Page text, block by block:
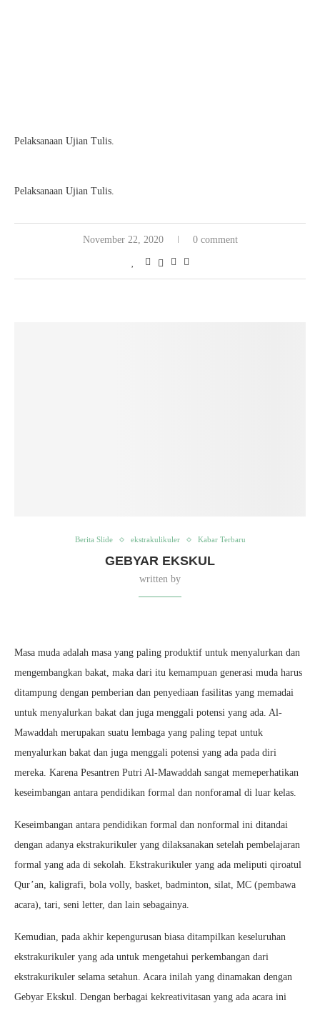
Pelaksanaan Ujian Tulis.
Pelaksanaan Ujian Tulis.
November 22, 2020 0 comment
Berita Slide ekstrakulikuler Kabar Terbaru
GEBYAR EKSKUL
written by
Masa muda adalah masa yang paling produktif untuk menyalurkan dan
mengembangkan bakat, maka dari itu kemampuan generasi muda harus
ditampung dengan pemberian dan penyediaan fasilitas yang memadai
untuk menyalurkan bakat dan juga menggali potensi yang ada. Al-
Mawaddah merupakan suatu lembaga yang paling tepat untuk
menyalurkan bakat dan juga menggali potensi yang ada pada diri
mereka. Karena Pesantren Putri Al-Mawaddah sangat memeperhatikan
keseimbangan antara pendidikan formal dan nonforamal di luar kelas.
Keseimbangan antara pendidikan formal dan nonformal ini ditandai
dengan adanya ekstrakurikuler yang dilaksanakan setelah pembelajaran
formal yang ada di sekolah. Ekstrakurikuler yang ada meliputi qiroatul
Qur’an, kaligrafi, bola volly, basket, badminton, silat, MC (pembawa
acara), tari, seni letter, dan lain sebagainya.
Kemudian, pada akhir kepengurusan biasa ditampilkan keseluruhan
ekstrakurikuler yang ada untuk mengetahui perkembangan dari
ekstrakurikuler selama setahun. Acara inilah yang dinamakan dengan
Gebyar Ekskul. Dengan berbagai kekreativitasan yang ada acara ini